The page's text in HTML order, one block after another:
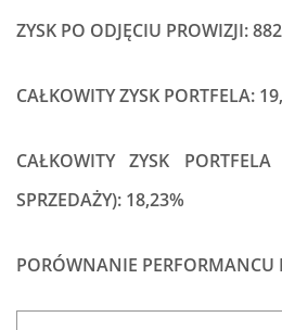
ZYSK PO ODJĘCIU PROWIZJI:
CAŁKOWITY ZYSK PORTFELA:
CAŁKOWITY ZYSK
SPRZEDAŻY): 18,23%
PORÓWNANIE PERFORMANCU